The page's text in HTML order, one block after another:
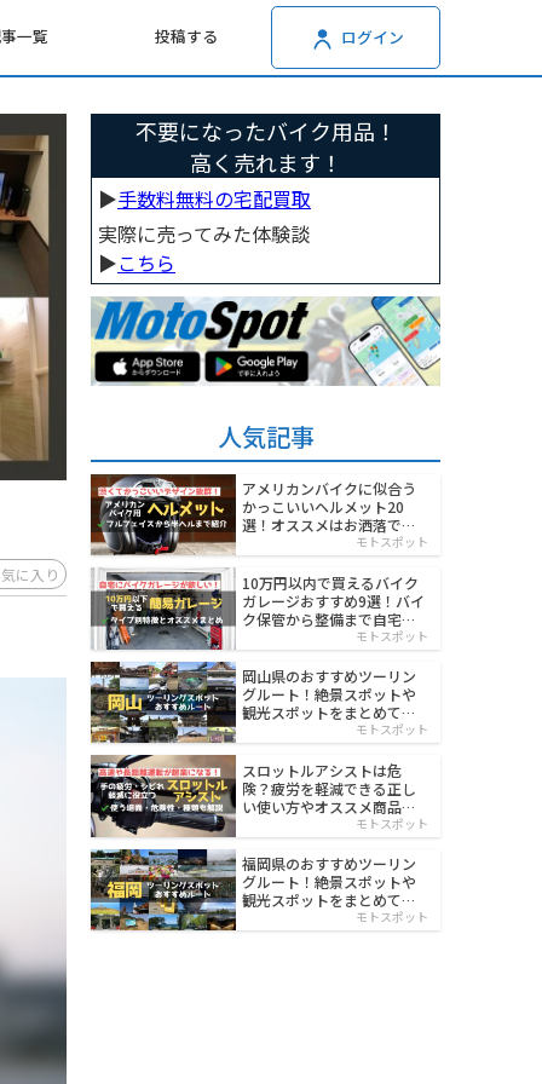
一覧 投稿する ログイン
に入り
不要になったバイク用品！
高く売れます！
▶︎手数料無料の宅配買取
実際に売ってみた体験談
▶︎こちら
人気記事
アメリカンバイクに似合う
かっこいいヘルメット20
選！オススメはお洒落でワ
モトスポット
10万円以内で買えるバイク
ガレージおすすめ9選！バイ
ク保管から整備まで自宅で
モトスポット
岡山県のおすすめツーリン
グルート！絶景スポットや
観光スポットをまとめて紹
モトスポット
スロットルアシストは危
険？疲労を軽減できる正し
い使い方やオススメ商品を
モトスポット
福岡県のおすすめツーリン
グルート！絶景スポットや
観光スポットをまとめて紹
モトスポット